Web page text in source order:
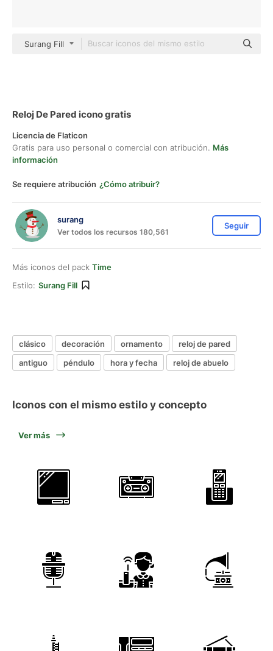
Surang Fill
Reloj De Pared icono gratis
Licencia de Flaticon
Gratis para uso personal o comercial con atribución. Más
información
Se requiere atribución ¿Cómo atribuir?
surang
Ver todos los recursos 180,561
Seguir
Más iconos del pack Time
Estilo: Surang Fill
clásico decoración ornamento
reloj de pared
antiguo
péndulo hora y fecha reloj de abuelo
Iconos con el mismo estilo y concepto
Ver más